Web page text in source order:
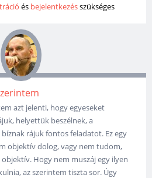
és bejelentkezésszükséges
azt jelenti, hogy egyeseket
helyettük beszélnek, a
rájuk fontos feladatot. Ez egy
objektív dolog, vagy nem tudom,
Hogy nem muszáj egy ilyen
az szerintem tiszta sor. Úgy